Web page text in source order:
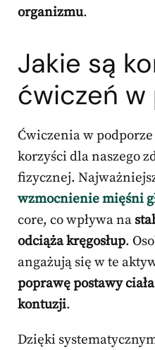
organizmu.
Jakie są
ćwiczeń
Ćwiczenia w
korzyści dla naszego
fizycznej.
wzmocnienie mięśni
core, co wpływa na
odciąża kręgosłup.
angażują się w te
poprawę postawy ciała
kontuzji.
Dzięki